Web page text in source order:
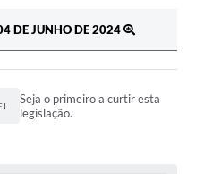
DE JUNHO DE 2024
Seja o primeiro a curtir esta
legislação.